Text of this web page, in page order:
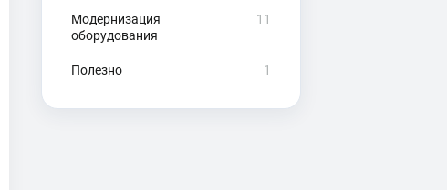
Модернизация
оборудования
11
Полезно 1